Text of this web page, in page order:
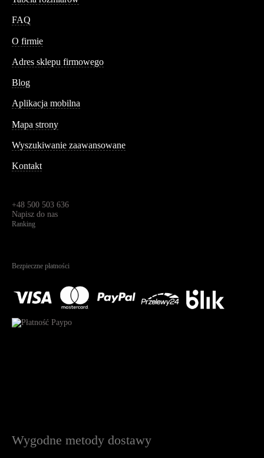
FAQ
O firmie
Adres sklepu firmowego
Blog
Aplikacja mobilna
Mapa strony
Wyszukiwanie zaawansowane
Kontakt
+48 500 503 636
Napisz do nas
Ranking
Bezpieczne płatności
Wygodne metody dostawy